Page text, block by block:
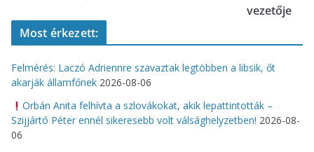
vezetője
Most érkezett:
Felmérés: Laczó Adriennre szavaztak legtöbben a libsik, őt
akarják államfőnek 2026-08-06
Orbán Anita felhívta a szlovákokat, akik lepattintották –
Szijjártó Péter ennél sikeresebb volt válsághelyzetben! 2026-08-
06